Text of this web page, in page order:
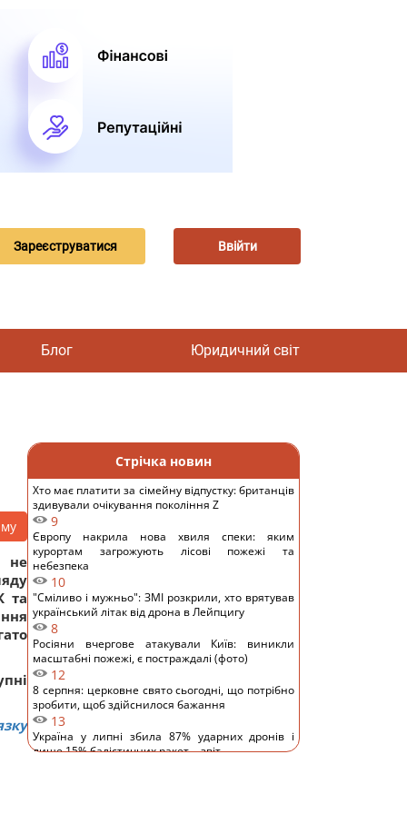
Зареєструватися Ввійти
Блог Юридичний світ
не
та
Стрічка новин
Хто має платити за сімейну відпустку: британців
здивували очікування покоління Z
9
Європу накрила нова хвиля спеки: яким
курортам загрожують лісові пожежі та
небезпека
10
"Сміливо і мужньо": ЗМІ розкрили, хто врятував
український літак від дрона в Лейпцигу
8
Росіяни вчергове атакували Київ: виникли
масштабні пожежі, є постраждалі (фото)
12
8 серпня: церковне свято сьогодні, що потрібно
зробити, щоб здійснилося бажання
13
Україна у липні збила 87% ударних дронів і
лише 15% балістичних ракет, - звіт